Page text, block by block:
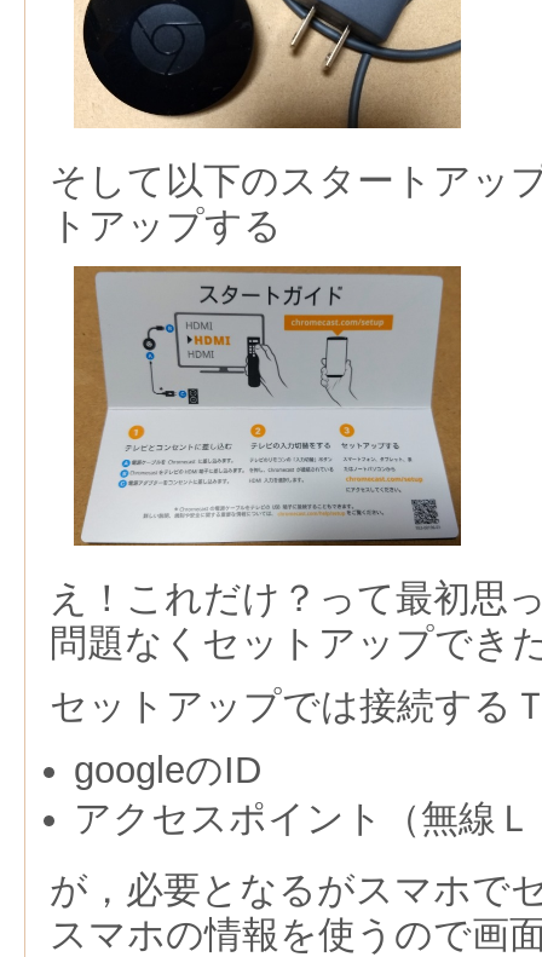
そして以下のスタートアッ
トアップする
え！これだけ？って最初思
問題なくセットアップでき
セットアップでは接続する
googleのID
アクセスポイント（無線
が，必要となるがスマホで
スマホの情報を使うので画